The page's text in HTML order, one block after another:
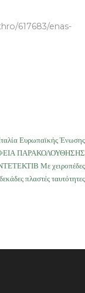
617683/enas-
Ευρωπαϊκής Ένωσης
ΠΑΡΑΚΟΛΟΥΘΗΣΗΣ
Με χειροπέδες
πλαστές ταυτότητες